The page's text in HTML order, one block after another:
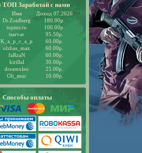
ТОП Заработай с нами
Имя
Доход 07.2026
Dr.Zoidberg
180.00р.
topms.ru
100.00р.
tsarvar
95.50р.
K_a_p_c_a_p
60.00р.
olzhas_max
60.00р.
faRzaN
60.00р.
kirillal
30.00р.
dreamxleo
25.00р.
Oli_mur 10.00р.
Способы оплаты